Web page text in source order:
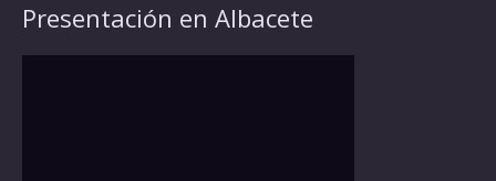
Presentación en Albacete